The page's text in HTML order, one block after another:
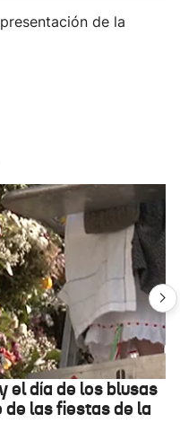
de la
el día de los blusas
las fiestas de la